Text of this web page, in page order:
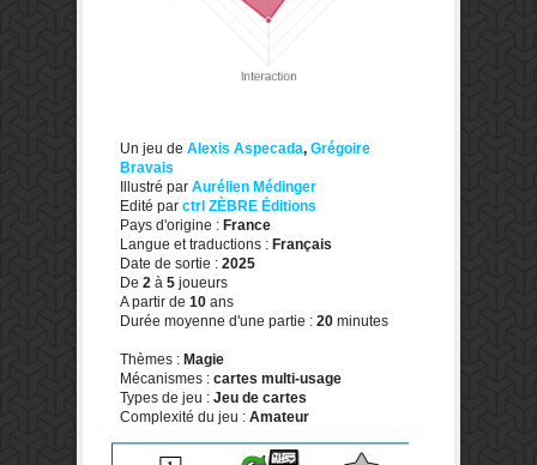
Un jeu de Alexis Aspecada, Grégoire
Bravais
Illustré par Aurélien Médinger
Edité par ctrl ZÈBRE Éditions
Pays d'origine : France
Langue et traductions : Français
Date de sortie : 2025
De 2 à 5 joueurs
A partir de 10 ans
Durée moyenne d'une partie : 20 minutes
Thèmes : Magie
Mécanismes : cartes multi-usage
Types de jeu : Jeu de cartes
Complexité du jeu : Amateur